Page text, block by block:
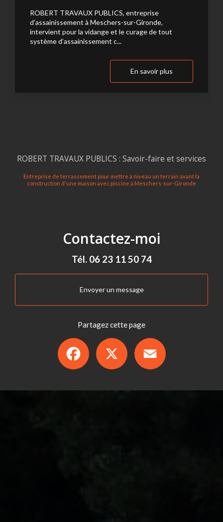
ROBERT TRAVAUX PUBLICS, entreprise
d’assainissement à Meschers-sur-Gironde,
intervient pour la vidange et le curage de tout
système d’assainissement c...
En savoir plus
ROBERT TRAVAUX PUBLICS : Savoir-faire et services
Entreprise de terrassement pour mettre à niveau un terrain avant la
construction d'une maison avec piscine à Meschers-sur-Gironde
Contactez-moi
Tél. 06 23 11 50 74
Envoyer un message
Partagez cette page
Facebook